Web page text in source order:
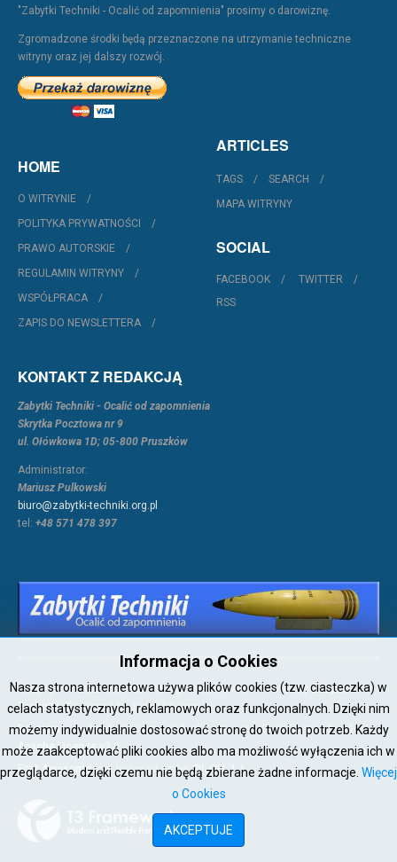
"Zabytki Techniki - Ocalić od zapomnienia" prosimy o darowiznę.
Zgromadzone środki będą przeznaczone na utrzymanie techniczne
witryny oraz jej dalszy rozwój.
Informacja o Cookies
Nasza strona internetowa używa plików cookies (tzw. ciasteczka) w
celach statystycznych, reklamowych oraz funkcjonalnych. Dzięki nim
możemy indywidualnie dostosować stronę do twoich potrzeb. Każdy
może zaakceptować pliki cookies albo ma możliwość wyłączenia ich w
przeglądarce, dzięki czemu nie będą zbierane żadne informacje. Więcej
o Cookies
AKCEPTUJE
HOME
O WITRYNIE
POLITYKA PRYWATNOŚCI
PRAWO AUTORSKIE
REGULAMIN WITRYNY
WSPÓŁPRACA
ZAPIS DO NEWSLETTERA
ARTICLES
TAGS
SEARCH
MAPA WITRYNY
SOCIAL
FACEBOOK
TWITTER
RSS
KONTAKT Z REDAKCJĄ
Zabytki Techniki - Ocalić od zapomnienia
Skrytka Pocztowa nr 9
ul. Ołówkowa 1D; 05-800 Pruszków
Administrator:
Mariusz Pulkowski
biuro@zabytki-techniki.org.pl
tel: +48 571 478 397
Copyright © 2026 Joomla!. All Rights Reserved. Powered byZabytki-
Techniki- Designed by JoomlArt.com.
Bootstrapis a front-end framework of Twitter, Inc. Code licensed under
Apache License v2.0 .
Font Awesomefont licensed underSIL OFL 1.1.